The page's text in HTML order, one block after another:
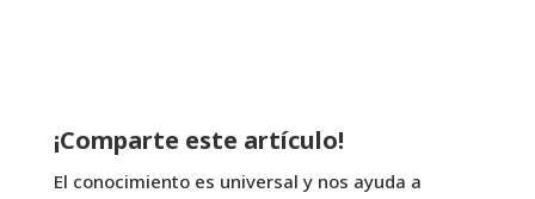
¡Comparte este artículo!
El conocimiento es universal y nos ayuda a